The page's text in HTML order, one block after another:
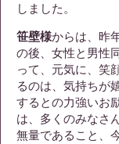
しました。
笹壁様からは、昨
の後、女性と男性
って、元気に、笑
るのは、気持ちが
するとの力強いお
は、多くのみなさ
無量であること、